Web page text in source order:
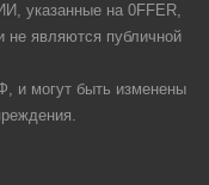
на 0FFER,
не являются публичной
и могут быть изменены